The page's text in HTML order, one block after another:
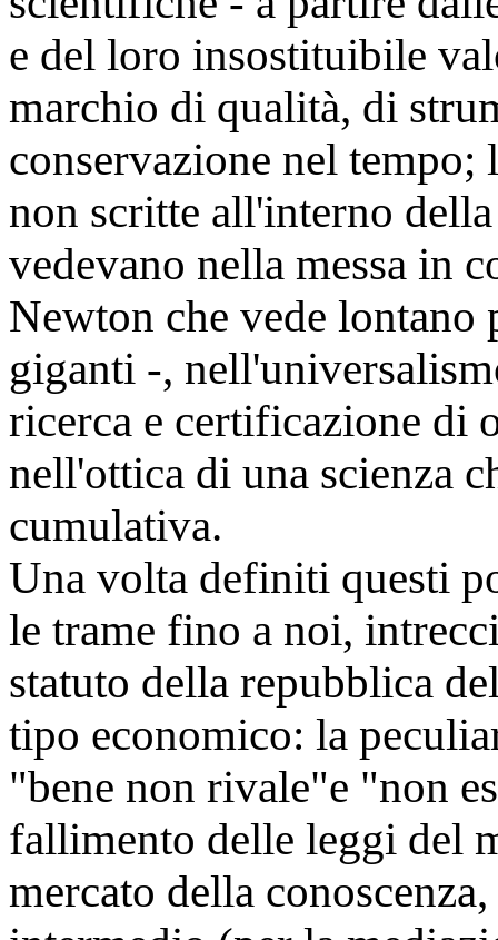
e del loro insostituibile
marchio di qualità, di
conservazione nel tempo;
non scritte all'interno
vedevano nella messa in
Newton che vede lontano
giganti -,
ricerca e certificazione di
nell'ottica di una scienza
cumulativa.
Una volta definiti questi
le trame fino a noi,
statuto della repubblica
tipo economico: la
"bene non rivale"e "non
fallimento delle leggi del
mercato della